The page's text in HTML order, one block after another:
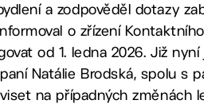
a zodpověděl dotazy
o zřízení
od 1. ledna 2026. Již
Natálie Brodská, spolu s
na případných změnách